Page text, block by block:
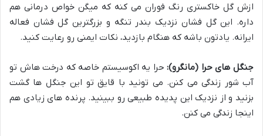
ازش گل خاکستری رنگ فوران می کنه که میگن خواص درمانی هم
داره. این گل فشان نزدیک بندر تنگه و بزرگترین گل فشان فعاله
ایرانه. یادتون باشه که هنگام بازدید، نکات ایمنی رو رعایت کنید.
جنگل های حرا (مانگرو):حرا یه اکوسیستم خاصه که درخت هاش تو
آب شور زندگی می کنن. می تونید با قایق تو این جنگل ها گشت
بزنید و از نزدیک این پدیده طبیعی رو ببینید. پرنده های زیادی هم
اینجا زندگی می کنن.